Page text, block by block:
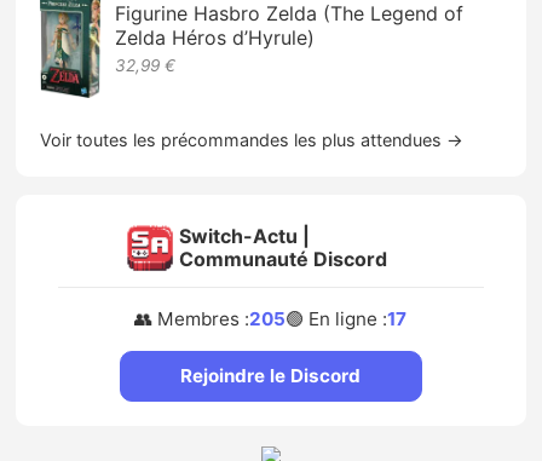
Figurine Hasbro Zelda (The Legend of
Zelda Héros d’Hyrule)
32,99 €
Voir toutes les précommandes les plus attendues →
Switch-Actu |
Communauté Discord
👥 Membres :205🟢 En ligne :17
Rejoindre le Discord